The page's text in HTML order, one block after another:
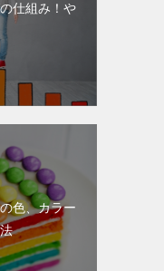
仕組み！や
色、カラー